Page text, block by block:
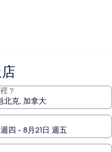
？
四 - 8月21日 週五